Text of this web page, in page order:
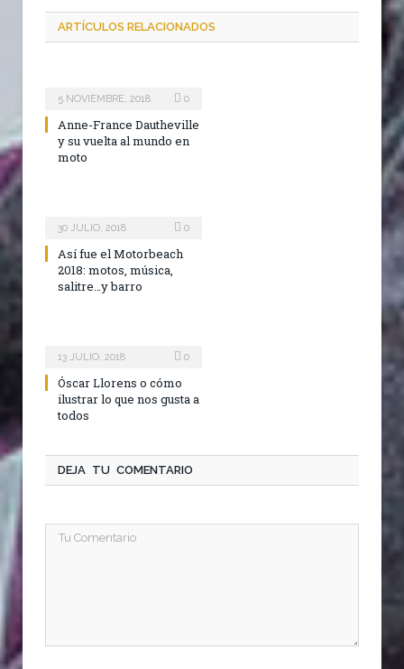
ARTÍCULOS RELACIONADOS
5 NOVIEMBRE, 2018 0
Anne-France Dautheville
y su vuelta al mundo en
moto
30 JULIO, 2018 0
Así fue el Motorbeach
2018: motos, música,
salitre…y barro
13 JULIO, 2018 0
Óscar Llorens o cómo
ilustrar lo que nos gusta a
todos
DEJA TU COMENTARIO